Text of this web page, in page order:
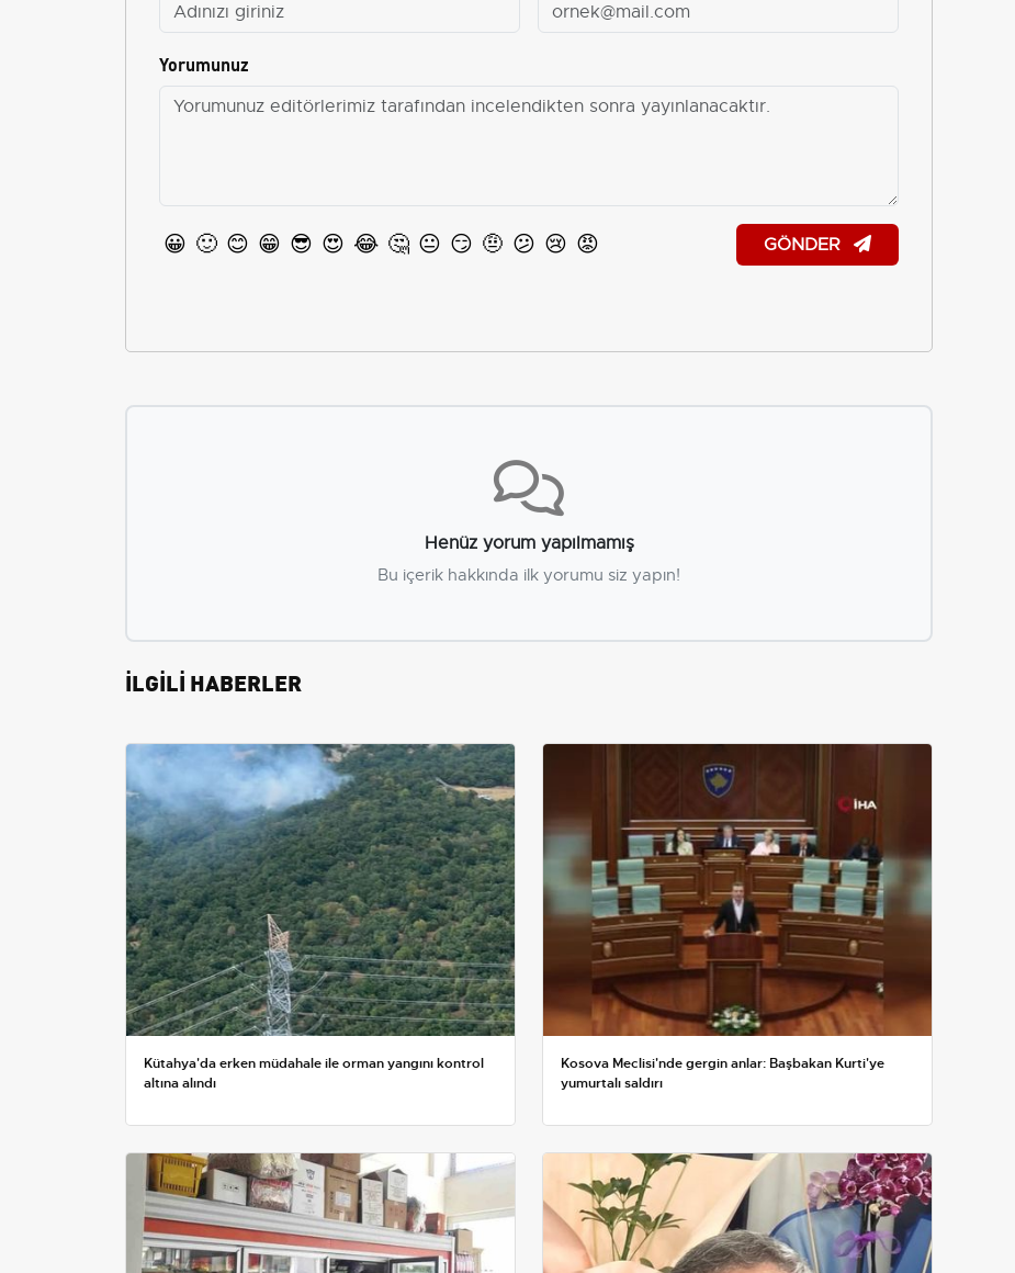
Yorumunuz
😀 🙂 😊 😁 😎 😍 😂 🤔 😐 😏 🤨 😕 😢 😡 GÖNDER
Henüz yorum yapılmamış
Bu içerik hakkında ilk yorumu siz yapın!
İLGİLİ HABERLER
Kütahya'da erken müdahale ile orman yangını kontrol
altına alındı
Kosova Meclisi'nde gergin anlar: Başbakan Kurti'ye
yumurtalı saldırı